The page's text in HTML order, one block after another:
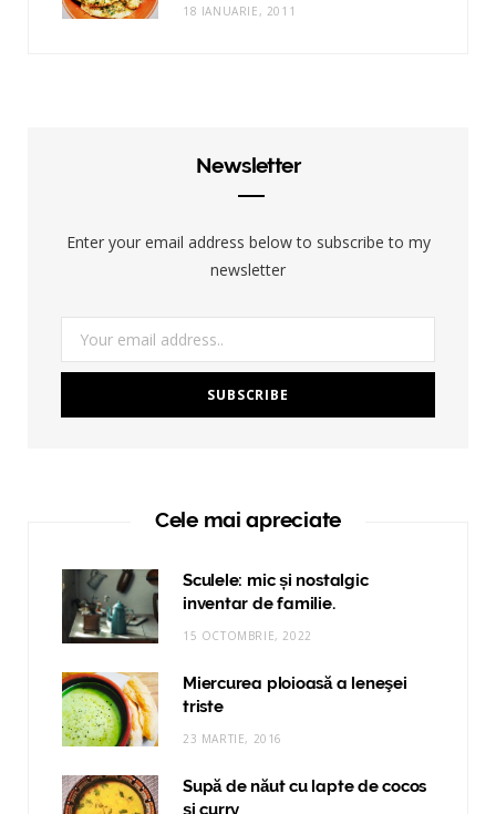
18 IANUARIE, 2011
Newsletter
Enter your email address below to subscribe to my
newsletter
Cele mai apreciate
Sculele: mic și nostalgic
inventar de familie.
15 OCTOMBRIE, 2022
Miercurea ploioasă a leneşei
triste
23 MARTIE, 2016
Supă de năut cu lapte de cocos